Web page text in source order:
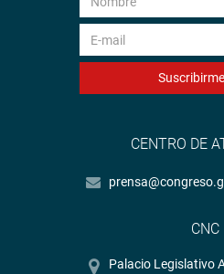
Suscribirme
CENTRO DE
CNC
Palacio Legislativo